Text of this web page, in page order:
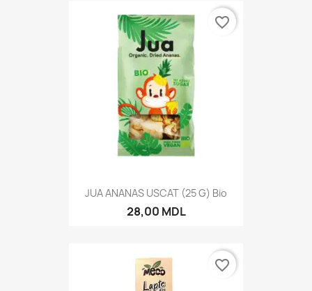
JUA ANANAS USCAT (25 G) Bio
28,00 MDL
favorite_border
favorite_border